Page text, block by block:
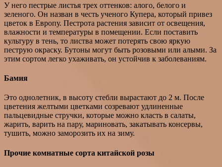
У него пестрые листья трех оттенков: алого, белого и
зеленого. Он назван в честь ученого Купера, который привез
цветок в Европу. Пестрота растения зависит от освещения,
влажности и температуры в помещении. Если поставить
культуру в тень, то листва может потерять свою яркую
пеструю окраску. Бутоны могут быть розовыми или алыми. За
этим сортом легко ухаживать, он устойчив к заболеваниям.
Бамия
Это однолетник, в высоту стебли вырастают до 2 м. После
цветения желтыми цветками созревают удлиненные
пальцевидные стручки, которые можно класть в салаты,
жарить, варить на пару, мариновать, закатывать консервы,
тушить, можно заморозить их на зиму.
Прочие комнатные сорта китайской розы